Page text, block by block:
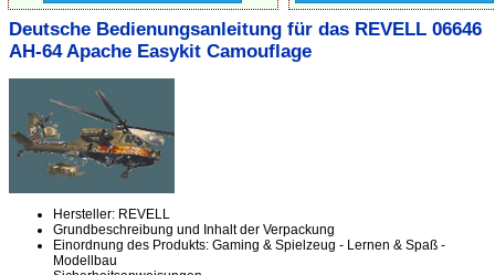
Deutsche Bedienungsanleitung für das REVELL 06646
AH-64 Apache Easykit Camouflage
Hersteller: REVELL
Grundbeschreibung und Inhalt der Verpackung
Einordnung des Produkts: Gaming & Spielzeug - Lernen & Spaß -
Modellbau